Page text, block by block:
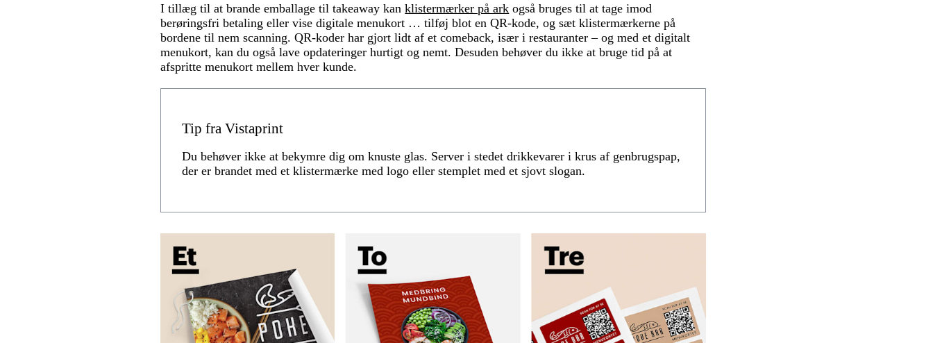
I tillæg til at brande emballage til takeaway kanklistermærker på ark også bruges til at tage imod
berøringsfri betaling eller vise digitale menukort … tilføj blot en QR-kode, og sæt klistermærkerne på
bordene til nem scanning. QR-koder har gjort lidt af et comeback, især i restauranter – og med et digitalt
menukort, kan du også lave opdateringer hurtigt og nemt. Desuden behøver du ikke at bruge tid på at
afspritte menukort mellem hver kunde.
Tip fra Vistaprint
Du behøver ikke at bekymre dig om knuste glas. Server i stedet drikkevarer i krus af genbrugspap,
der er brandet med et klistermærke med logo eller stemplet med et sjovt slogan.